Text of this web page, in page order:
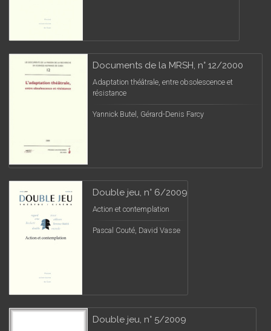
Documents de la MRSH, n° 12/2000
Adaptation théâtrale, entre obsolescence et
résistance
Yannick Butel, Gérard-Denis Farcy
Double jeu, n° 6/2009
Action et contemplation
Pascal Couté, David Vasse
Double jeu, n° 5/2009